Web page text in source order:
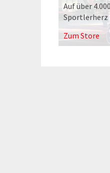
Auf über
Sportlerherz
Zum Store